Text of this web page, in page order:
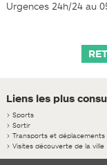
Urgences 24h/24 au
Liens les plus
> Sports
> Sortir
> Transports et déplacements
> Visites découverte de la ville